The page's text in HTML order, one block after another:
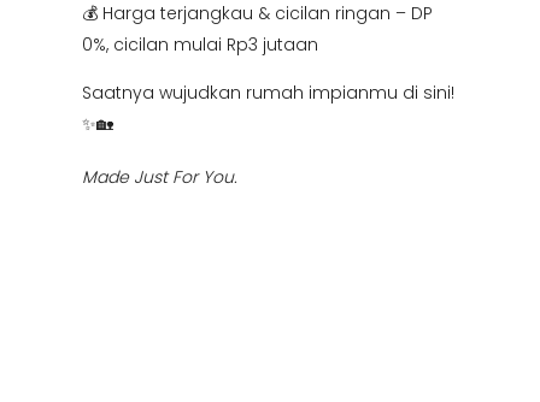
💰 Harga terjangkau & cicilan ringan – DP
0%, cicilan mulai Rp3 jutaan
Saatnya wujudkan rumah impianmu di sini!
✨🏡
Made Just For You.